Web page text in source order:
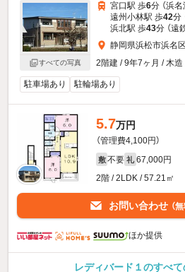
すべての写真
宮口駅 歩6分 （浜名
遠州小林駅 歩42分
浜北駅 歩43分 （遠
静岡県浜松市浜名
2階建 / 9年7ヶ月 / 木造
駐車場あり 駐輪場あり
5.7万円
（管理費4,100円）
敷 不要 礼 67,000円
2階 / 2LDK / 57.21㎡
お問い合わせ （
ほか提供
レディバード１のすべ